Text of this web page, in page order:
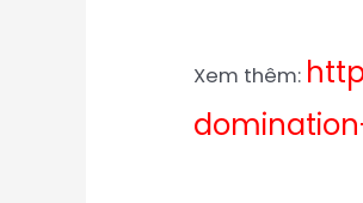
Xem thêm: